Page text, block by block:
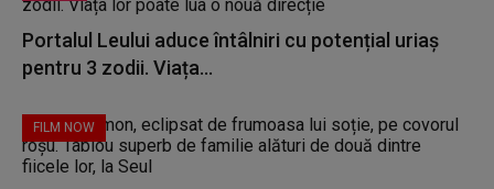
Portalul Leului aduce întâlniri cu potențial uriaș
pentru 3 zodii. Viața...
FILM NOW